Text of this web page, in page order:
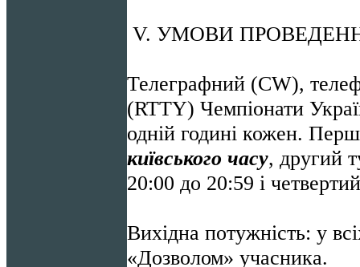
V. УМОВИ
Телеграфний (CW),
(RTTY) Чемпіонати
одній годині кожен.
київського часу, другий
20:00 до 20:59 і
Вихідна потужність: у
«Дозволом» учасника.